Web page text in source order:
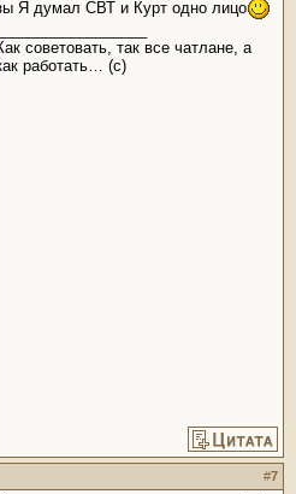
Я думал СВТ и Курт одно лицо
советовать, так все чатлане, а
работать… (с)
#7